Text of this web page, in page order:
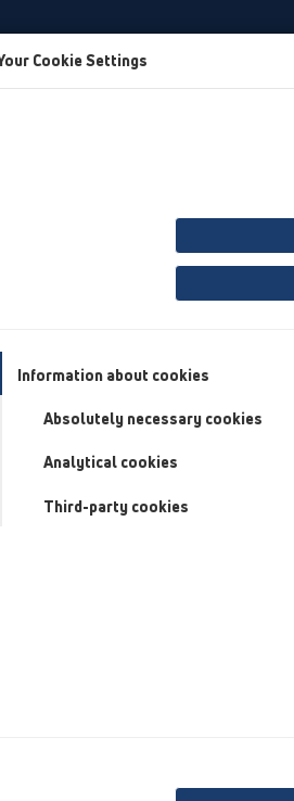
sprchy
ventily
Cookie Settings
Information about cookies
Absolutely necessary cookies
Analytical cookies
Third-party cookies